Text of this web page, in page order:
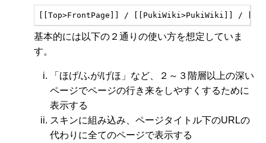
[[Top>FrontPage]] / [[PukiWiki>PukiWiki]] / [[ツ
基本的には以下の２通りの使い方を想定していま
す。
「ほげ/ふが/げほ」など、２～３階層以上の深い
ページでページの行き来をしやすくするために
表示する
スキンに組み込み、ページタイトル下のURLの
代わりに全てのページで表示する